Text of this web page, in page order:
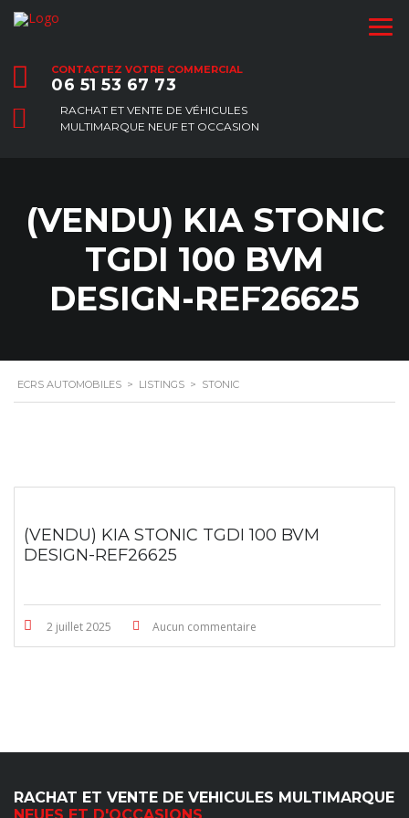
CONTACTEZ VOTRE COMMERCIAL
06 51 53 67 73
RACHAT ET VENTE DE VÉHICULES
MULTIMARQUE NEUF ET OCCASION
(VENDU) KIA STONIC
TGDI 100 BVM
DESIGN-REF26625
ECRS AUTOMOBILES > LISTINGS > STONIC
(VENDU) KIA STONIC TGDI 100 BVM
DESIGN-REF26625
2 juillet 2025 Aucun commentaire
RACHAT ET VENTE DE VEHICULES MULTIMARQUE